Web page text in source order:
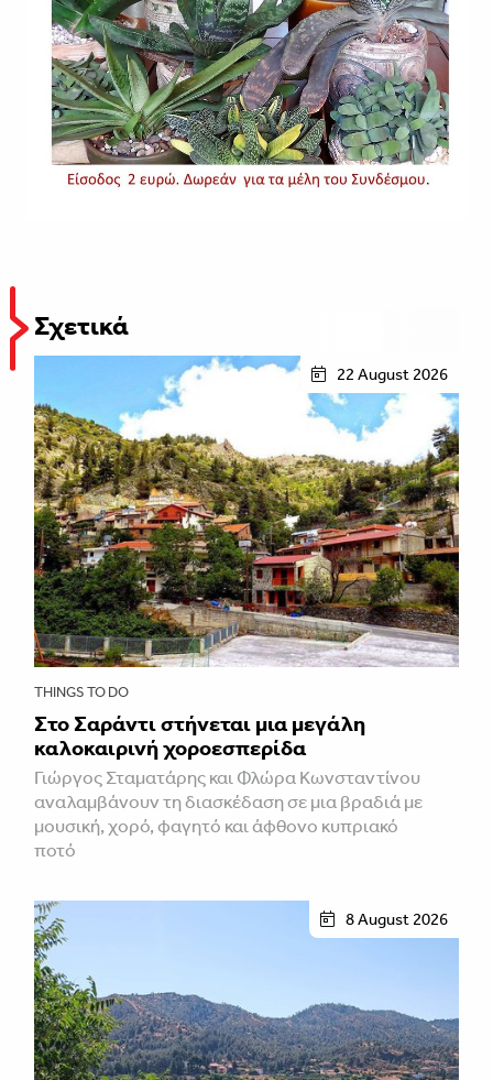
Σχετικά
22 August 2026
THINGS TO DO
Στο Σαράντι στήνεται μια μεγάλη
καλοκαιρινή χοροεσπερίδα
Γιώργος Σταματάρης και Φλώρα Κωνσταντίνου
αναλαμβάνουν τη διασκέδαση σε μια βραδιά με
μουσική, χορό, φαγητό και άφθονο κυπριακό
ποτό
8 August 2026